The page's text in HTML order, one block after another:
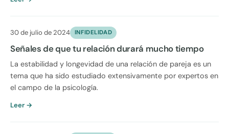
30 de julio de 2024 INFIDELIDAD
Señales de que tu relación durará mucho tiempo
La estabilidad y longevidad de una relación de pareja es un
tema que ha sido estudiado extensivamente por expertos en
el campo de la psicología.
Leer →